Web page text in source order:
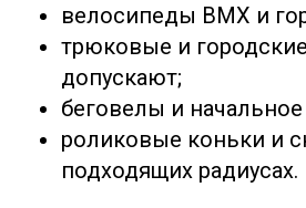
велосипеды BMX и
трюковые и
допускают;
беговелы и
роликовые коньки и
подходящих радиусах.